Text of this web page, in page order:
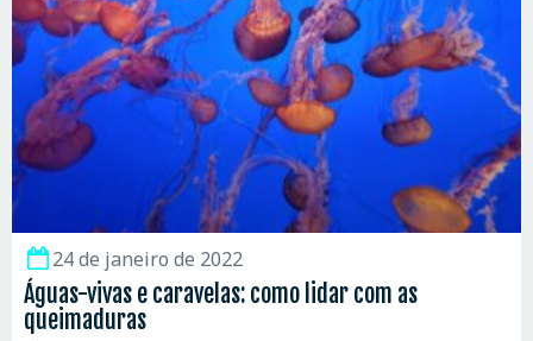
24 de janeiro de 2022
Águas-vivas e caravelas: como lidar com as
queimaduras